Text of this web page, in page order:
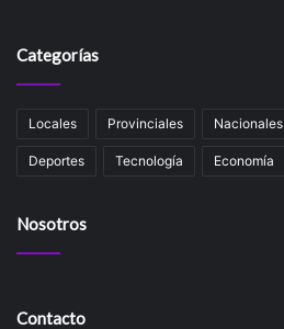
Categorías
Locales Provinciales Nacionales
Deportes Tecnología Economía
Nosotros
Contacto